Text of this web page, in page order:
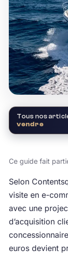
Tous nos
vendre
Ce guide fait
Selon
visite en e-
avec une
d’acquisition
euros devient